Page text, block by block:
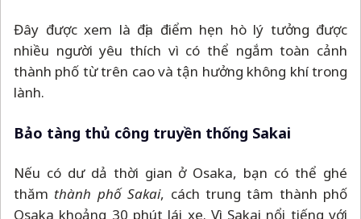
Đây được xem là địa điểm hẹn hò lý tưởng được
nhiều người yêu thích vì có thể ngắm toàn cảnh
thành phố từ trên cao và tận hưởng không khí trong
lành.
Bảo tàng thủ công truyền thống Sakai
Nếu có dư dả thời gian ở Osaka, bạn có thể ghé
thăm thành phố Sakai, cách trung tâm thành phố
Osaka khoảng 30 phút lái xe. Vì Sakai nổi tiếng với